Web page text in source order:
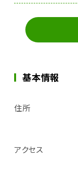
基本情報
住所
アクセス